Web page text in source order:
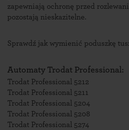
zapewniają ochronę przed
pozostają nieskazitelne.
Sprawdź jak wymienić poduszkę
Automaty Trodat Professional:
Trodat Professional 5212
Trodat Professional 5211
Trodat Professional 5204
Trodat Professional 5208
Trodat Professional 5274